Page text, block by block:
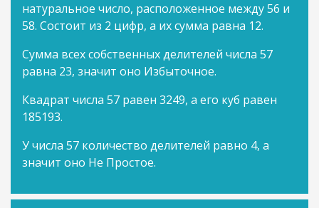
натуральное число, расположенное между 56 и
58. Состоит из 2 цифр, а их сумма равна 12.
Сумма всех собственных делителей числа 57
равна 23, значит оно Избыточное.
Квадрат числа 57 равен 3249, а его куб равен
185193.
У числа 57 количество делителей равно 4, а
значит оно Не Простое.